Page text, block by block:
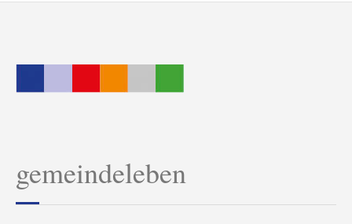
gemeindeleben